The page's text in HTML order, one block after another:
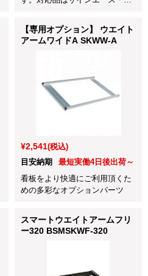
ド・案内スタンド用
【専用オプション】 ウエイト
アームワイドA SKWW-A
¥2,541(税込)
目安納期
最短実働4日後出荷～
看板をより快適にご利用頂くた
めの多彩なオプションパーツ
スマートウエイトアームフリ
ー320 BSMSKWF-320